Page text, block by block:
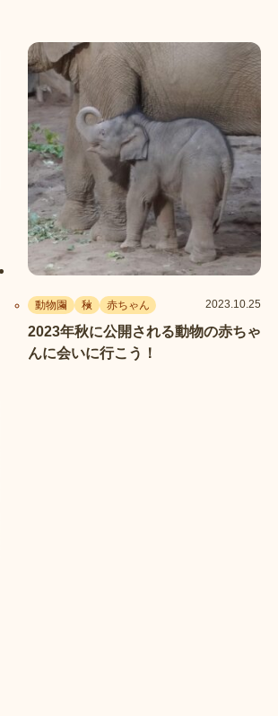
動物園 秋 赤ちゃん 2023.10.25
2023年秋に公開される動物の赤ちゃ
んに会いに行こう！